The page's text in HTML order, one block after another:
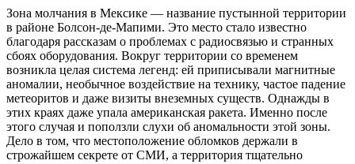
Зона молчания в Мексике — название пустынной территории
в районе Болсон-де-Мапими. Это место стало известно
благодаря рассказам о проблемах с радиосвязью и странных
сбоях оборудования. Вокруг территории со временем
возникла целая система легенд: ей приписывали магнитные
аномалии, необычное воздействие на технику, частое падение
метеоритов и даже визиты внеземных существ. Однажды в
этих краях даже упала американская ракета. Именно после
этого случая и поползли слухи об аномальности этой зоны.
Дело в том, что местоположение обломков держали в
строжайшем секрете от СМИ, а территория тщательно